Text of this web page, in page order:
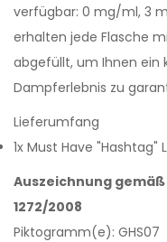
verfügbar: 0 mg/ml, 3
erhalten jede Flasche
abgefüllt, um Ihnen ein
Dampferlebnis zu
Lieferumfang
1x Must Have "Hashtag"
Auszeichnung gemäß
1272/2008
Piktogramm(e): GHS07